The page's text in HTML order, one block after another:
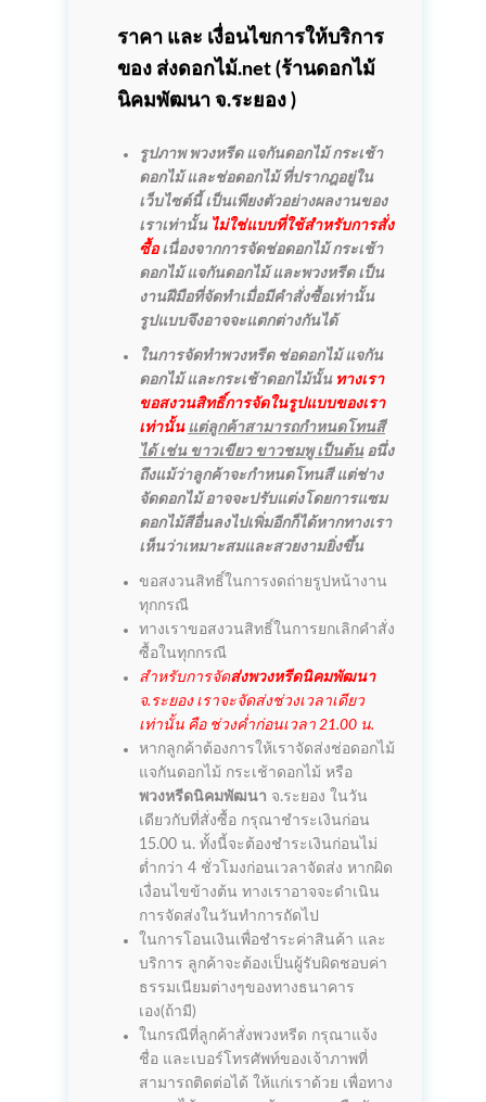
ราคา และ เงื่อนไขการให้บริการ
ของ ส่งดอกไม้.net (ร้านดอกไม้
นิคมพัฒนา จ.ระยอง )
รูปภาพ พวงหรีด แจกันดอกไม้ กระเช้า
ดอกไม้ และช่อดอกไม้ ที่ปรากฎอยู่ใน
เว็บไซต์นี้ เป็นเพียงตัวอย่างผลงานของ
เราเท่านั้น ไม่ใช่แบบที่ใช้สำหรับการสั่ง
ซื้อเนื่องจากการจัดช่อดอกไม้ กระเช้า
ดอกไม้ แจกันดอกไม้ และพวงหรีด เป็น
งานฝีมือที่จัดทำเมื่อมีคำสั่งซื้อเท่านั้น
รูปแบบจึงอาจจะแตกต่างกันได้
ในการจัดทำพวงหรีด ช่อดอกไม้ แจกัน
ดอกไม้ และกระเช้าดอกไม้นั้น ทางเรา
ขอสงวนสิทธิ์การจัดในรูปแบบของเรา
เท่านั้น แต่ลูกค้าสามารถกำหนดโทนสี
ได้ เช่น ขาวเขียว ขาวชมพู เป็นต้นอนึ่ง
ถึงแม้ว่าลูกค้าจะกำหนดโทนสี แต่ช่าง
จัดดอกไม้ อาจจะปรับแต่งโดยการแซม
ดอกไม้สีอื่นลงไปเพิ่มอีกก็ได้หากทางเรา
เห็นว่าเหมาะสมและสวยงามยิ่งขึ้น
ขอสงวนสิทธิ์ในการงดถ่ายรูปหน้างาน
ทุกกรณี
ทางเราขอสงวนสิทธิ์ในการยกเลิกคำสั่ง
ซื้อในทุกกรณี
สำหรับการจัดส่งพวงหรีดนิคมพัฒนา
จ.ระยอง เราจะจัดส่งช่วงเวลาเดียว
เท่านั้น คือ ช่วงค่ำก่อนเวลา 21.00 น.
หากลูกค้าต้องการให้เราจัดส่งช่อดอกไม้
แจกันดอกไม้ กระเช้าดอกไม้ หรือ
พวงหรีดนิคมพัฒนา จ.ระยอง ในวัน
เดียวกับที่สั่งซื้อ กรุณาชำระเงินก่อน
15.00 น. ทั้งนี้จะต้องชำระเงินก่อนไม่
ต่ำกว่า 4 ชั่วโมงก่อนเวลาจัดส่ง หากผิด
เงื่อนไขข้างต้น ทางเราอาจจะดำเนิน
การจัดส่งในวันทำการถัดไป
ในการโอนเงินเพื่อชำระค่าสินค้า และ
บริการ ลูกค้าจะต้องเป็นผู้รับผิดชอบค่า
ธรรมเนียมต่างๆของทางธนาคาร
เอง(ถ้ามี)
ในกรณีที่ลูกค้าสั่งพวงหรีด กรุณาแจ้ง
ชื่อ และเบอร์โทรศัพท์ของเจ้าภาพที่
สามารถติดต่อได้ ให้แก่เราด้วย เพื่อทาง